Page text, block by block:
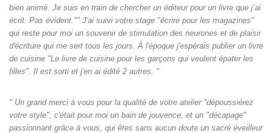
bien animé. Je suis en train de chercher un éditeur pour un livre que j’ai
écrit. Pas évident."" J'ai suivi votre stage "écrire pour les magazines"
qui reste pour moi un souvenir de stimulation des neurones et de plaisir
d'écriture qui me sert tous les jours. À l'époque j'espérais publier un livre
de cuisine "Le livre de cuisine pour les garçons qui veulent épater les
filles". Il est sorti et j'en ai édité 2 autres. "
" Un grand merci à vous pour la qualité de votre atelier "dépoussiérez
votre style", c'était pour moi un bain de jouvence, et un "décapage"
passionnant grâce à vous, qui êtes sans aucun doute un sacré éveilleur